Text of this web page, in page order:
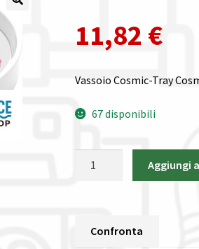
11,82 €
Vassoio Cosmic-Tray
67 disponibili
quantità
Aggiungi
Confronta